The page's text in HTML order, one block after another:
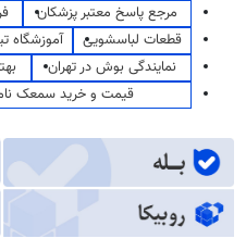
مرجع پاسخ معتبر پزشکان
قطعات لباسشویی
آموزشگاه
نمایندگی بوش در تهران
قیمت و خرید سمعک